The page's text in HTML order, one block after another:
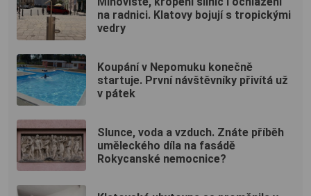
na radnici. Klatovy bojují s tropickými
vedry
Koupání v Nepomuku konečně
startuje. První návštěvníky přivítá už
v pátek
Slunce, voda a vzduch. Znáte příběh
uměleckého díla na fasádě
Rokycanské nemocnice?